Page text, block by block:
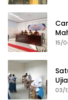
15/
03/